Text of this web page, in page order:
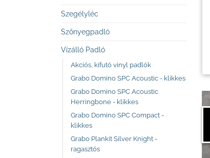
Szegélyléc
Szőnyegpadló
Vízálló Padló
Akciós, kifutó vinyl padlók
Grabo Domino SPC Acoustic - klikkes
Grabo Domino SPC Acoustic
Herringbone - klikkes
Grabo Domino SPC Compact -
klikkes
Grabo Plankit Silver Knight -
ragasztós